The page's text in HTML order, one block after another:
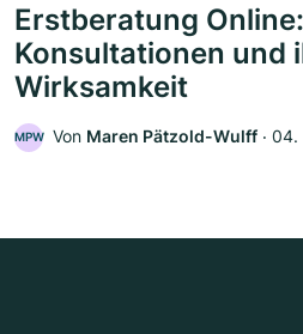
Erstberatung
Konsultationen und
Wirksamkeit
MPW Von Maren Pätzold-Wulff ‧ 04.